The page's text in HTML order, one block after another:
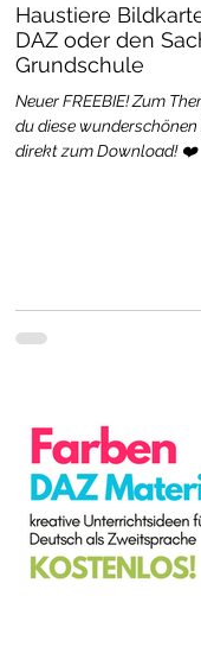
Haustiere
DAZ oder den
Grundschule
Neuer FREEBIE! Zum
du diese
direkt zum Download! ❤️